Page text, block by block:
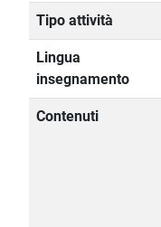
Tipo attività
Lingua
insegnamento
Contenuti